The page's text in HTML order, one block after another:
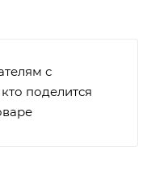
с
поделится